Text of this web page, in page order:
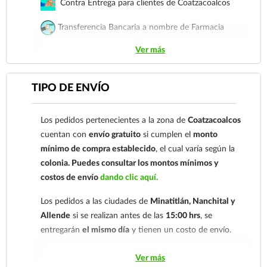
Contra Entrega para clientes de Coatzacoalcos
Transferencia Bancaria a nombre de Farmacia
cuenta: Clave: 014854655008143954
Para esta forma de pago el cliente deberá enviar su
comprobante de pago a al siguiente correo
nuestro
921 261 8491
Ver más
TIPO DE ENVÍO
Los pedidos pertenecientes a la zona deCoatzacoalcos
cuentan conenvío gratuito si cumplen elmonto
mínimo de compra establecido, el cual varía según la
colonia. Puedes consultar los montos mínimos y
costos de envíodando clic aquí.
Los pedidos a las ciudades de Minatitlán, Nanchital y
Allende si se realizan antes de las 15:00 hrs, se
entregaránel mismo día y tienen un costo de envío.
Los pedidos de otras localidades se envían mediante
Ver más